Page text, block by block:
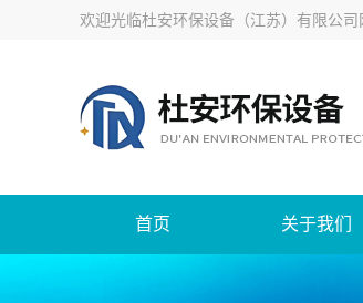
欢迎光临杜安环保设备（江苏）有限公司
首页 关于我们